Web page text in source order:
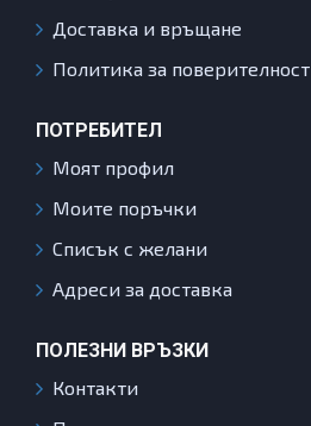
Доставка и връщане
Политика за поверителност
ПОТРЕБИТЕЛ
Моят профил
Моите поръчки
Списък с желани
Адреси за доставка
ПОЛЕЗНИ ВРЪЗКИ
Контакти